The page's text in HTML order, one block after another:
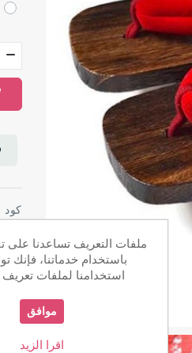
كود
ملفات التعريف تساعدنا على
باستخدام خدماتنا، فإنك
استخدامنا لملفات تعريف
موافق
اقرا الزيد